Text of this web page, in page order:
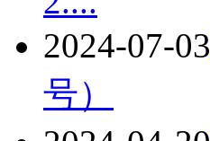
2024-07-03
号）